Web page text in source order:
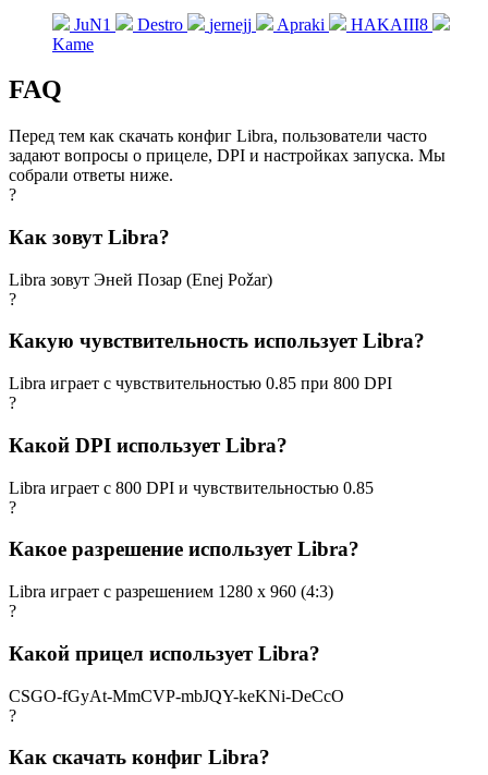
JuN1 Destro jernejj Apraki
HAKAIII8
Kame
FAQ
Перед тем как скачать конфиг Libra, пользователи часто
задают вопросы о прицеле, DPI и настройках запуска. Мы
собрали ответы ниже.
?
Как зовут Libra?
Libra зовут Эней Позар (Enej Požar)
?
Какую чувствительность использует Libra?
Libra играет с чувствительностью 0.85 при 800 DPI
?
Какой DPI использует Libra?
Libra играет с 800 DPI и чувствительностью 0.85
?
Какое разрешение использует Libra?
Libra играет с разрешением 1280 x 960 (4:3)
?
Какой прицел использует Libra?
CSGO-fGyAt-MmCVP-mbJQY-keKNi-DeCcO
?
Как скачать конфиг Libra?